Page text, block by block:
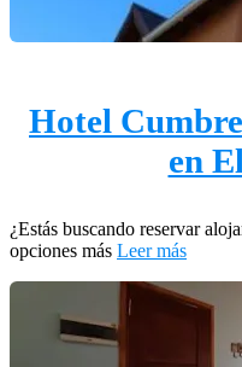
Hotel
en
¿Estás buscando reservar
opciones más Leer más